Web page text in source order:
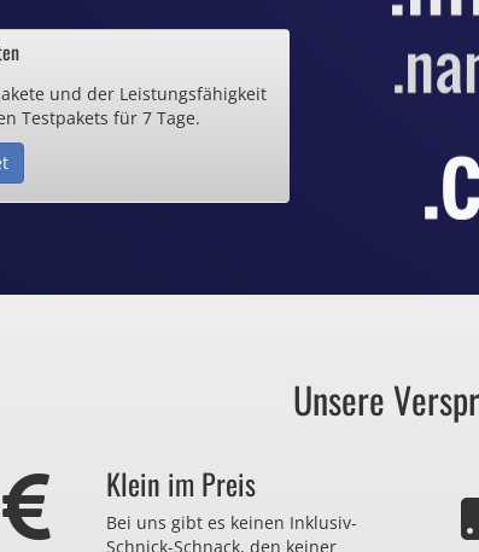
/ Monat
viel
und der Leistungsfähigkeit
Testpakets für 7 Tage.
Unsere
Klein im Preis
Bei uns gibt es keinen Inklusiv-
Schnick-Schnack, den keiner